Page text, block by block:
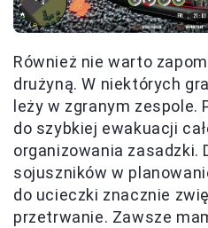
Również nie warto
drużyną. W niektórych
leży w zgranym zespole.
do szybkiej ewakuacji
organizowania zasadzki.
sojuszników w
do ucieczki znacznie
przetrwanie. Zawsze